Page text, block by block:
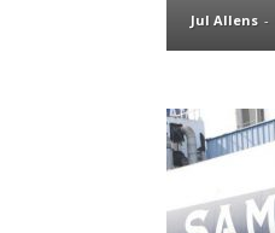
Jul Allens -